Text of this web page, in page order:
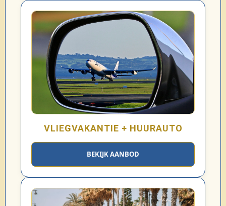
VLIEGVAKANTIE + HUURAUTO
BEKIJK AANBOD